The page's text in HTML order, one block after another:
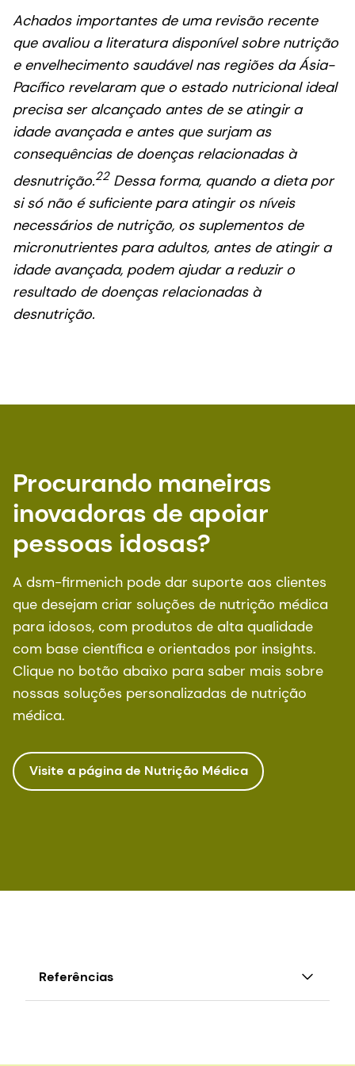
Achados importantes de uma revisão recente
que avaliou a literatura disponível sobre nutrição
e envelhecimento saudável nas regiões da Ásia-
Pacífico revelaram que o estado nutricional ideal
precisa ser alcançado antes de se atingir a
idade avançada e antes que surjam as
consequências de doenças relacionadas à
desnutrição.22Dessa forma, quando a dieta por
si só não é suficiente para atingir os níveis
necessários de nutrição, os suplementos de
micronutrientes para adultos, antes de atingir a
idade avançada, podem ajudar a reduzir o
resultado de doenças relacionadas à
desnutrição.
Procurando maneiras
inovadoras de apoiar
pessoas idosas?
A dsm-firmenich pode dar suporte aos clientes
que desejam criar soluções de nutrição médica
para idosos, com produtos de alta qualidade
com base científica e orientados por insights.
Clique no botão abaixo para saber mais sobre
nossas soluções personalizadas de nutrição
médica.
Visite a página de Nutrição Médica
Referências